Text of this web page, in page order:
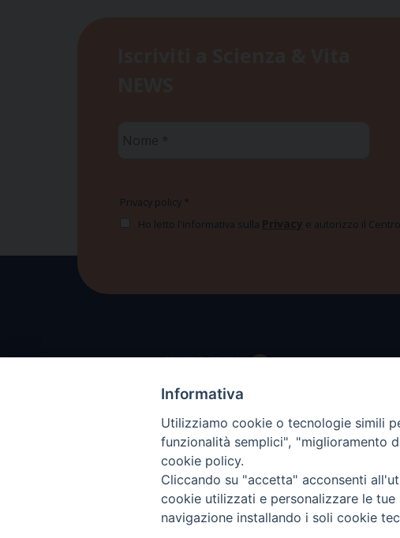
Privacy policy *
Ho letto l'informativa sulla Privacy e autorizzo il
Informativa
Utilizziamo cookie o tecnologie simili
funzionalità semplici", "miglioramento
cookie policy.
Cliccando su "accetta" acconsenti
cookie utilizzati e personalizzare le
navigazione installando i soli cookie